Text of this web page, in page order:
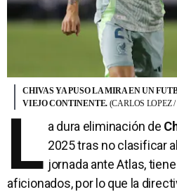
CHIVAS YA PUSO LA MIRA EN UN
VIEJO CONTINENTE. (CARLOS LOPEZ
L a dura eliminación de
2025 tras no clasificar
jornada ante Atlas,
aficionados, por lo que la